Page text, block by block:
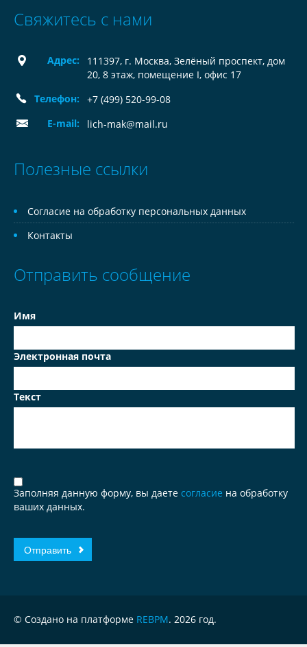
Свяжитесь с нами
Адрес:
111397, г. Москва, Зелёный проспект, дом
20, 8 этаж, помещение I, офис 17
Телефон:
+7 (499) 520-99-08
E-mail:
lich-mak@mail.ru
Полезные ссылки
Согласие на обработку персональных данных
Контакты
Отправить сообщение
Имя
Электронная почта
Текст
Заполняя данную форму, вы даете согласие на обработку
ваших данных.
© Создано на платформе REBPM. 2026 год.